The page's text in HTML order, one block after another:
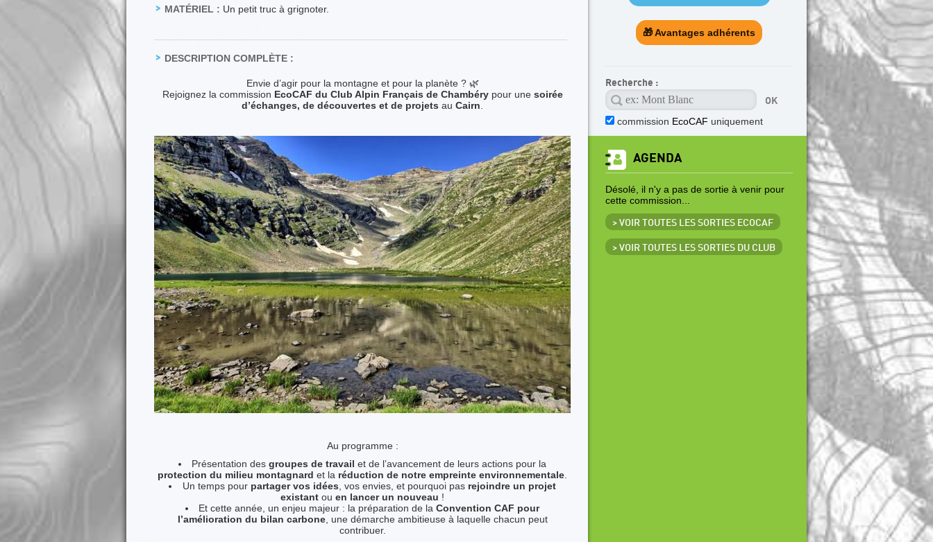
MATÉRIEL : Un petit truc à grignoter.
DESCRIPTION COMPLÈTE :
Envie d’agir pour la montagne et pour la planète ? 🌿
Rejoignez la commission EcoCAF du Club Alpin Français de Chambérypour une soirée
d’échanges, de découvertes et de projets au Cairn
Au programme :
Présentation desgroupes de travail et de l’avancement de leurs actions pour la
protection du milieu montagnard et la réduction de notre empreinte environnementale
Un temps pour partager vos idées , vos envies, et pourquoi pas rejoindre un projet
existant ou en lancer un nouveau !
Et cette année, un enjeu majeur : la préparation de laConvention CAF pour
l’amélioration du bilan carbone, une démarche ambitieuse à laquelle chacun peut
contribuer.
🎁 Avantages adhérents
Recherche :
commission EcoCAF uniquement
AGENDA
Désolé, il n'y a pas de sortie à venir pour
cette commission...
> VOIR TOUTES LES SORTIES ECOCAF
> VOIR TOUTES LES SORTIES DU CLUB